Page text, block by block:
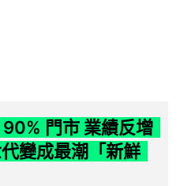
門市 業績反增
變成最潮「新鮮